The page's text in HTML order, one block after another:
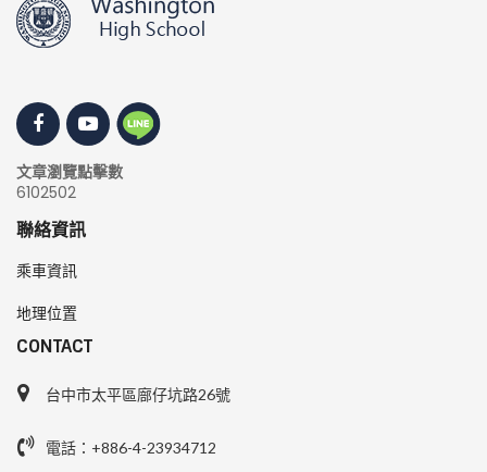
文章瀏覽點擊數
6102502
聯絡資訊
乘車資訊
地理位置
CONTACT
台中市太平區廍仔坑路26號
電話：+886-4-23934712